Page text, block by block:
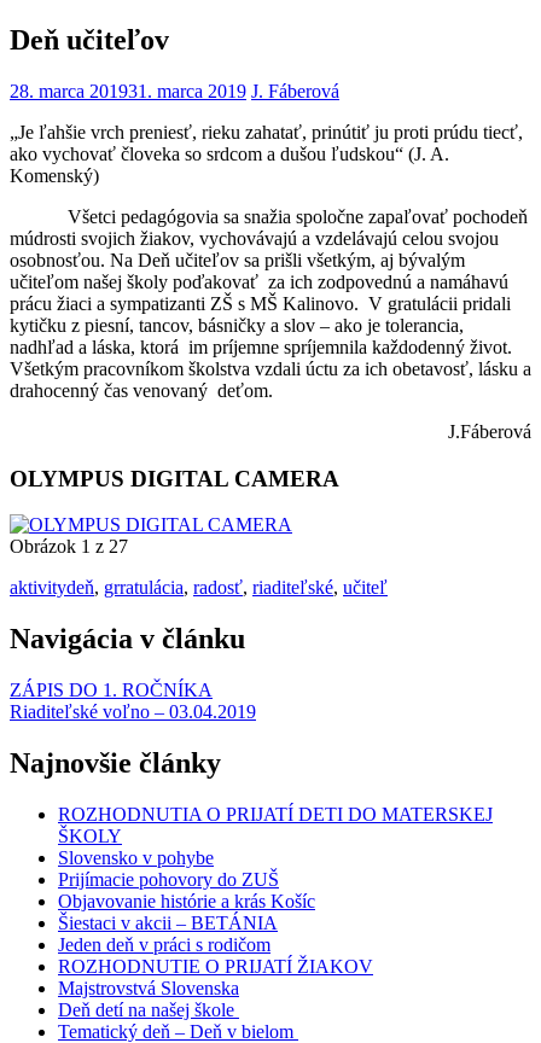
Deň učiteľov
28. marca 201931. marca 2019 J. Fáberová
„Je ľahšie vrch preniesť, rieku zahatať, prinútiť ju proti prúdu tiecť,
ako vychovať človeka so srdcom a dušou ľudskou“ (J. A.
Komenský)
Všetci pedagógovia sa snažia spoločne zapaľovať pochodeň
múdrosti svojich žiakov, vychovávajú a vzdelávajú celou svojou
osobnosťou. Na Deň učiteľov sa prišli všetkým, aj bývalým
učiteľom našej školy poďakovať za ich zodpovednú a namáhavú
prácu žiaci a sympatizanti ZŠ s MŠ Kalinovo. V gratulácii pridali
kytičku z piesní, tancov, básničky a slov – ako je tolerancia,
nadhľad a láska, ktorá im príjemne spríjemnila každodenný život.
Všetkým pracovníkom školstva vzdali úctu za ich obetavosť, lásku a
drahocenný čas venovaný deťom.
J.Fáberová
OLYMPUS DIGITAL CAMERA
Obrázok 1 z 27
aktivitydeň, grratulácia, radosť, riaditeľské, učiteľ
Navigácia v článku
ZÁPIS DO 1. ROČNÍKA
Riaditeľské voľno – 03.04.2019
Najnovšie články
ROZHODNUTIA O PRIJATÍ DETI DO MATERSKEJ
ŠKOLY
Slovensko v pohybe
Prijímacie pohovory do ZUŠ
Objavovanie histórie a krás Košíc
Šiestaci v akcii – BETÁNIA
Jeden deň v práci s rodičom
ROZHODNUTIE O PRIJATÍ ŽIAKOV
Majstrovstvá Slovenska
Deň detí na našej škole
Tematický deň – Deň v bielom